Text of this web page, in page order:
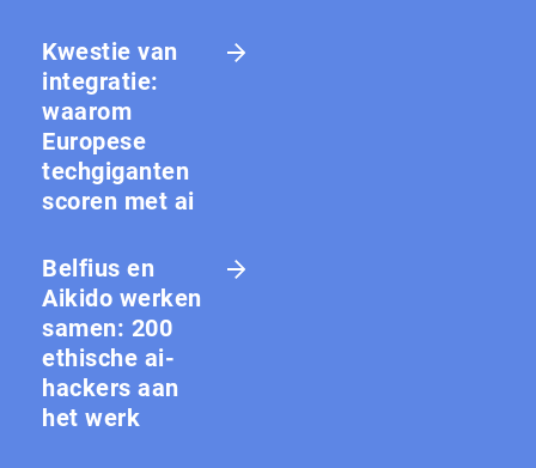
Kwestie van
integratie:
waarom
Europese
techgiganten
scoren met ai
Belfius en
Aikido werken
samen: 200
ethische ai-
hackers aan
het werk